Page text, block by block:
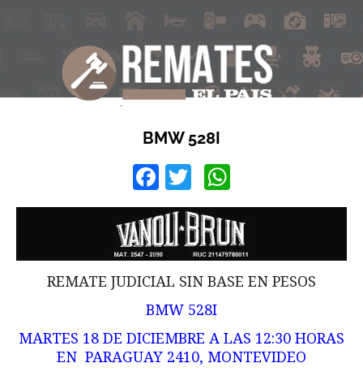
BMW 528I
Facebook
Twitter
REMATE JUDICIAL SIN BASE EN PESOS
BMW 528I
MARTES 18 DE DICIEMBRE A LAS 12:30 HORAS
EN PARAGUAY 2410, MONTEVIDEO